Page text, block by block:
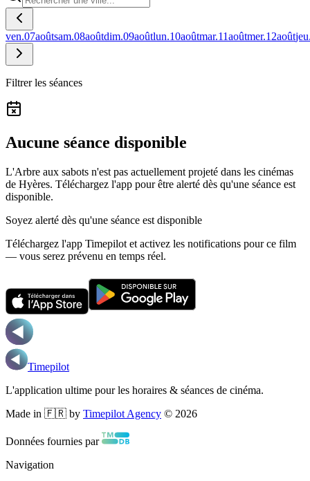
ven.07aoûtsam.08aoûtdim.09aoûtlun.10aoûtmar.11aoûtmer.12août
Filtrer les séances
Aucune séance disponible
L'Arbre aux sabots n'est pas actuellement projeté dans les cinémas
de Hyères. Téléchargez l'app pour être alerté dès qu'une séance est
disponible.
Soyez alerté dès qu'une séance est disponible
Téléchargez l'app Timepilot et activez les notifications pour ce film
— vous serez prévenu en temps réel.
Timepilot
L'application ultime pour les horaires & séances de cinéma.
Made in 🇫🇷 by Timepilot Agency © 2026
Données fournies par
Navigation